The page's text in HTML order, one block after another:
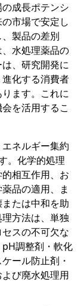
成長ポテンシ
市場で安定し
製品の差別
水処理薬品の
、研究開発に
化する消費者
ます。これに
を活用するこ
ネルギー集約
。化学的処理
相互作用、お
品の適用、ま
たは中和を助
方法は、単独
スの不可欠な
調整剤・軟化
ール防止剤・
び廃水処理用